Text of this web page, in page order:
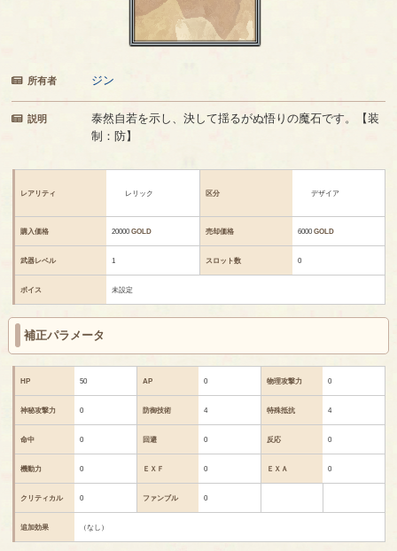
所有者 ジン
説明
泰然自若を示し、決して揺るがぬ悟りの魔石です。【装
制：防】
レアリティ レリック 区分 デザイア
購入価格 20000GOLD 売却価格 6000GOLD
武器レベル 1 スロット数 0
ボイス 未設定
補正パラメータ
HP 50 AP 0 物理攻撃力 0
神秘攻撃力 0 防御技術 4 特殊抵抗 4
命中 0 回避 0 反応 0
機動力 0 ＥＸＦ 0 ＥＸＡ 0
クリティカル 0 ファンブル 0
追加効果 （なし）